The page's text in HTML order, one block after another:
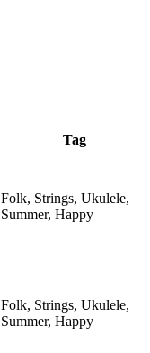
Tag
Folk, Strings, Ukulele,
Summer, Happy
Folk, Strings, Ukulele,
Summer, Happy